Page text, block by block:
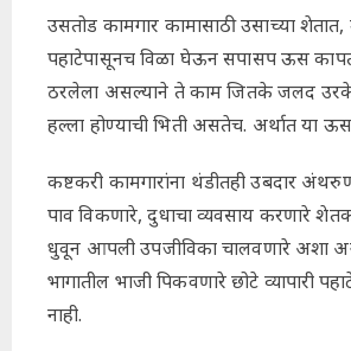
उसतोड कामगार कामासाठी उसाच्या
पहाटेपासूनच विळा घेऊन सपासप ऊस
ठरलेला असल्याने ते काम जितके जलद उरकेल
हल्ला होण्याची भिती असतेच. अर्थात या
कष्टकरी कामगारांना थंडीतही उबदार
पाव विकणारे, दुधाचा व्यवसाय करणारे
धुवून आपली उपजीविका चालवणारे अशा
भागातील भाजी पिकवणारे छोटे व्यापारी
नाही.